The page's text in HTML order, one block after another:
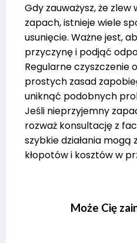
Gdy zauważysz, że
zapach, istnieje wiele
usunięcie. Ważne jest,
przyczynę i podjąć
Regularne czyszczenie
prostych zasad
uniknąć podobnych
Jeśli nieprzyjemny
rozważ konsultację z
szybkie działania mogą
kłopotów i kosztów w
Może Cię